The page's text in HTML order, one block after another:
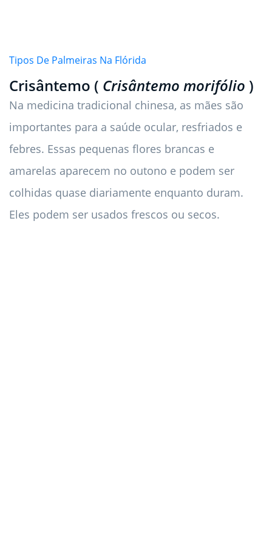
Tipos De Palmeiras Na Flórida
Crisântemo ( Crisântemo morifólio )
Na medicina tradicional chinesa, as mães são
importantes para a saúde ocular, resfriados e
febres. Essas pequenas flores brancas e
amarelas aparecem no outono e podem ser
colhidas quase diariamente enquanto duram.
Eles podem ser usados ​​frescos ou secos.